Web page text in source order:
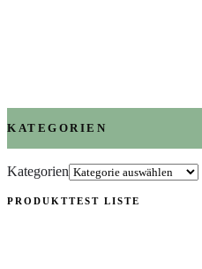
KATEGORIEN
Kategorien
PRODUKTTEST LISTE